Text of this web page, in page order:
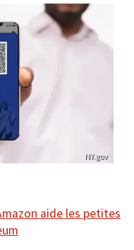
NY.gov
aide les petites